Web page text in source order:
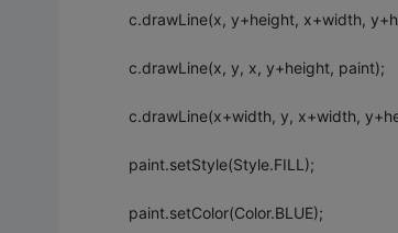
c.drawLine(x, y+height, x+width,
c.drawLine(x, y, x, y+height, paint);
c.drawLine(x+width, y, x+width,
paint.setStyle(Style.FILL);
paint.setColor(Color.BLUE);